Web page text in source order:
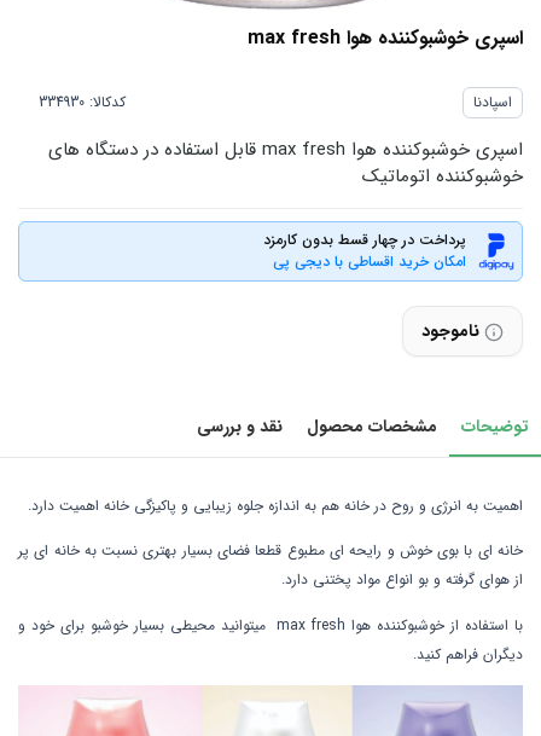
اسپادنا کدکالا:
اسپری خوشبوکننده هوا max fresh
اسپری خوشبوکننده هوا max fresh قابل استفاده در دستگاه های
خوشبوکننده اتوماتیک
پرداخت در چهار قسط بدون کارمزد
امکان خرید اقساطی با دیجی پی
ناموجود
توضیحات مشخصات محصول نقد و بررسی
اهمیت به انرژی و روح در خانه هم به اندازه جلوه زیبایی و پاکیزگی خانه اهمیت دارد.
خانه ای با بوی خوش و رایحه ای مطبوع قطعا فضای بسیار بهتری نسبت به خانه ای پر
از هوای گرفته و بو انواع مواد پختنی دارد.
با استفاده از خوشبوکننده هوا max fresh میتوانید محیطی بسیار خوشبو برای خود و
دیگران فراهم کنید.